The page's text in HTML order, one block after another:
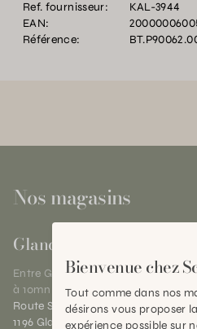
Ref. fournisseur:
KAL-3944
EAN:
Référence:
Nos magasins
Gland
Entre Genève et Lausanne,
à 10mn de Nyon
Route Suisse 40
1196 Gland (VD)
Bienvenue chez
Tout comme dans nos
désirons vous proposer
expérience possible sur